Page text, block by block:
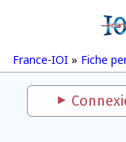
France-IOI » Fiche